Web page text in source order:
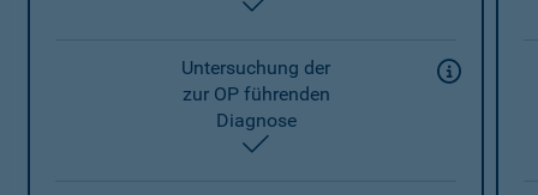
Untersuchung der
zur OP führenden
Diagnose